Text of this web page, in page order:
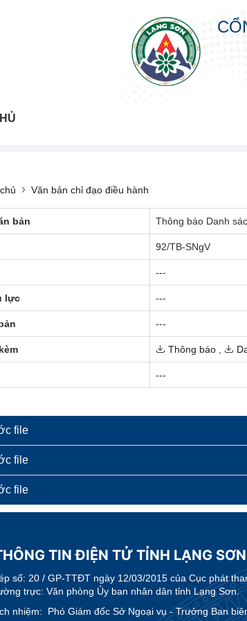
Văn bản chỉ đạo điều hành
bản Thông báo Danh
92/TB-SNgV
---
lực ---
---
Thông báo
---
file
file
file
TIN ĐIỆN TỬ TỈNH LẠNG
số: 20 / GP-TTĐT ngày 12/03/2015 của Cục phát
trực: Văn phòng Ủy ban nhân dân tỉnh Lạng Sơn.
nhiệm: Phó Giám đốc Sở Ngoại vụ - Trưởng Ban